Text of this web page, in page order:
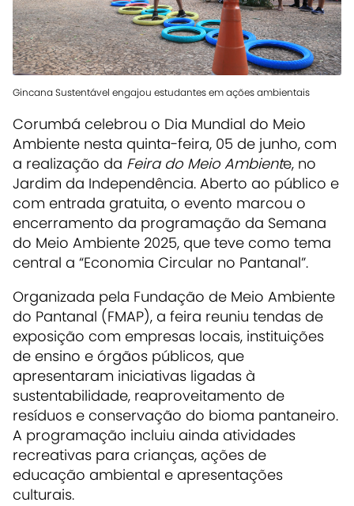
Gincana Sustentável engajou estudantes em ações ambientais
Corumbá celebrou o Dia Mundial do Meio
Ambiente nesta quinta-feira, 05 de junho, com
a realização da Feira do Meio Ambiente, no
Jardim da Independência. Aberto ao público e
com entrada gratuita, o evento marcou o
encerramento da programação da Semana
do Meio Ambiente 2025, que teve como tema
central a “Economia Circular no Pantanal”.
Organizada pela Fundação de Meio Ambiente
do Pantanal (FMAP), a feira reuniu tendas de
exposição com empresas locais, instituições
de ensino e órgãos públicos, que
apresentaram iniciativas ligadas à
sustentabilidade, reaproveitamento de
resíduos e conservação do bioma pantaneiro.
A programação incluiu ainda atividades
recreativas para crianças, ações de
educação ambiental e apresentações
culturais.